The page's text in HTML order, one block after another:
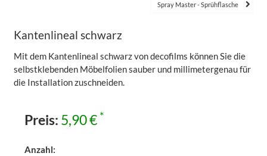
Spray Master - Sprühflasche
Kantenlineal schwarz
Mit dem Kantenlineal schwarz von decofilms können Sie die
selbstklebenden Möbelfolien sauber und millimetergenau für
die Installation zuschneiden.
Preis: 5,90 € *
Anzahl: